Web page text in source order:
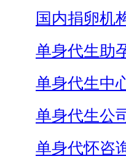
国内捐卵机
单身代生助
单身代生中
单身代生公
单身代怀咨